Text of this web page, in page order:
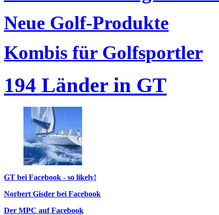
Neue Golf-Produkte
Kombis für Golfsportler
194 Länder in GT
GT bei Facebook - so likely!
Norbert Gisder bei Facebook
Der MPC auf Facebook